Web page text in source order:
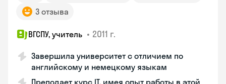
3 отзыва
ВГСПУ, учитель • 2011 г.
Завершила университет с отличием по
английскому и немецкому языкам
Преподает курс IT, имея опыт работы в этой